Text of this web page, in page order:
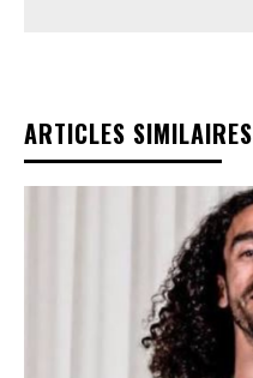
ARTICLES SIMILAIRES